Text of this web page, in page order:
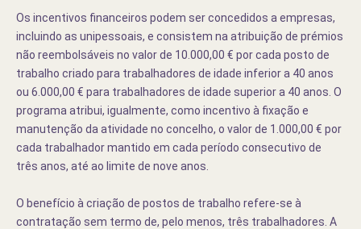
Os incentivos financeiros podem ser concedidos a empresas,
incluindo as unipessoais, e consistem na atribuição de prémios
não reembolsáveis no valor de 10.000,00 € por cada posto de
trabalho criado para trabalhadores de idade inferior a 40 anos
ou 6.000,00 € para trabalhadores de idade superior a 40 anos. O
programa atribui, igualmente, como incentivo à fixação e
manutenção da atividade no concelho, o valor de 1.000,00 € por
cada trabalhador mantido em cada período consecutivo de
três anos, até ao limite de nove anos.
O benefício à criação de postos de trabalho refere-se à
contratação sem termo de, pelo menos, três trabalhadores. A